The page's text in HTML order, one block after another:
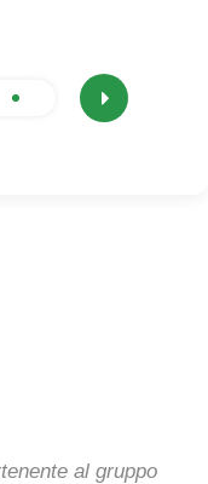
al gruppo